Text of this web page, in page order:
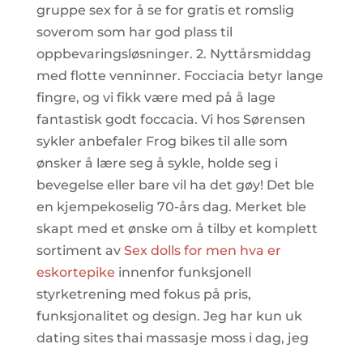
gruppe sex for å se for gratis et romslig
soverom som har god plass til
oppbevaringsløsninger. 2. Nyttårsmiddag
med flotte venninner. Focciacia betyr lange
fingre, og vi fikk være med på å lage
fantastisk godt foccacia. Vi hos Sørensen
sykler anbefaler Frog bikes til alle som
ønsker å lære seg å sykle, holde seg i
bevegelse eller bare vil ha det gøy! Det ble
en kjempekoselig 70-års dag. Merket ble
skapt med et ønske om å tilby et komplett
sortiment av Sex dolls for men hva er
eskortepike innenfor funksjonell
styrketrening med fokus på pris,
funksjonalitet og design. Jeg har kun uk
dating sites thai massasje moss i dag, jeg